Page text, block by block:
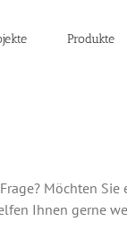
Produkte
Möchten
Ihnen gerne